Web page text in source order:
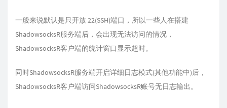
一般来说默认是只开放 22(SSH)端口，所以一些人在搭建
ShadowsocksR服务端后，会出现无法访问的情况，
ShadowsocksR客户端的统计窗口显示超时。
同时ShadowsocksR服务端开启详细日志模式(其他功能中)后，
ShadowsocksR客户端访问ShadowsocksR账号无日志输出。